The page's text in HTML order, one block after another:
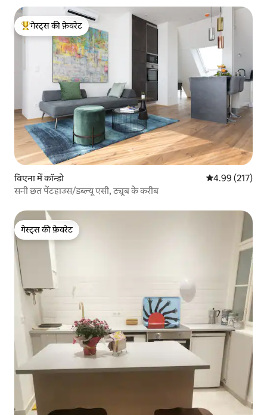
गेस्ट्स का टॉप फ़ेवरेट
गेस्ट्स की फ़ेवरेट
विएना में कॉन्डो औसत रेटिंग 5 में से
4.99 (217)
सनी छत पेंटहाउस/डब्ल्यू एसी, ट्यूब के करीब
गेस्ट्स की फ़ेवरेट
गेस्ट्स की फ़ेवरेट